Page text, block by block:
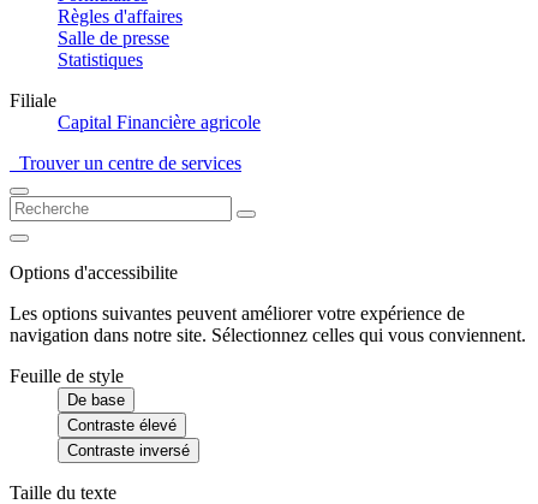
Règles d'affaires
Salle de presse
Statistiques
Filiale
Capital Financière agricole
Trouver un centre de services
Options d'accessibilite
Les options suivantes peuvent améliorer votre expérience de
navigation dans notre site. Sélectionnez celles qui vous conviennent.
Feuille de style
De base
Contraste élevé
Contraste inversé
Taille du texte